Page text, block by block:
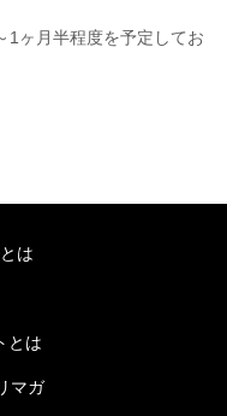
1ヶ月半程度を予定してお
は
とは
マガ